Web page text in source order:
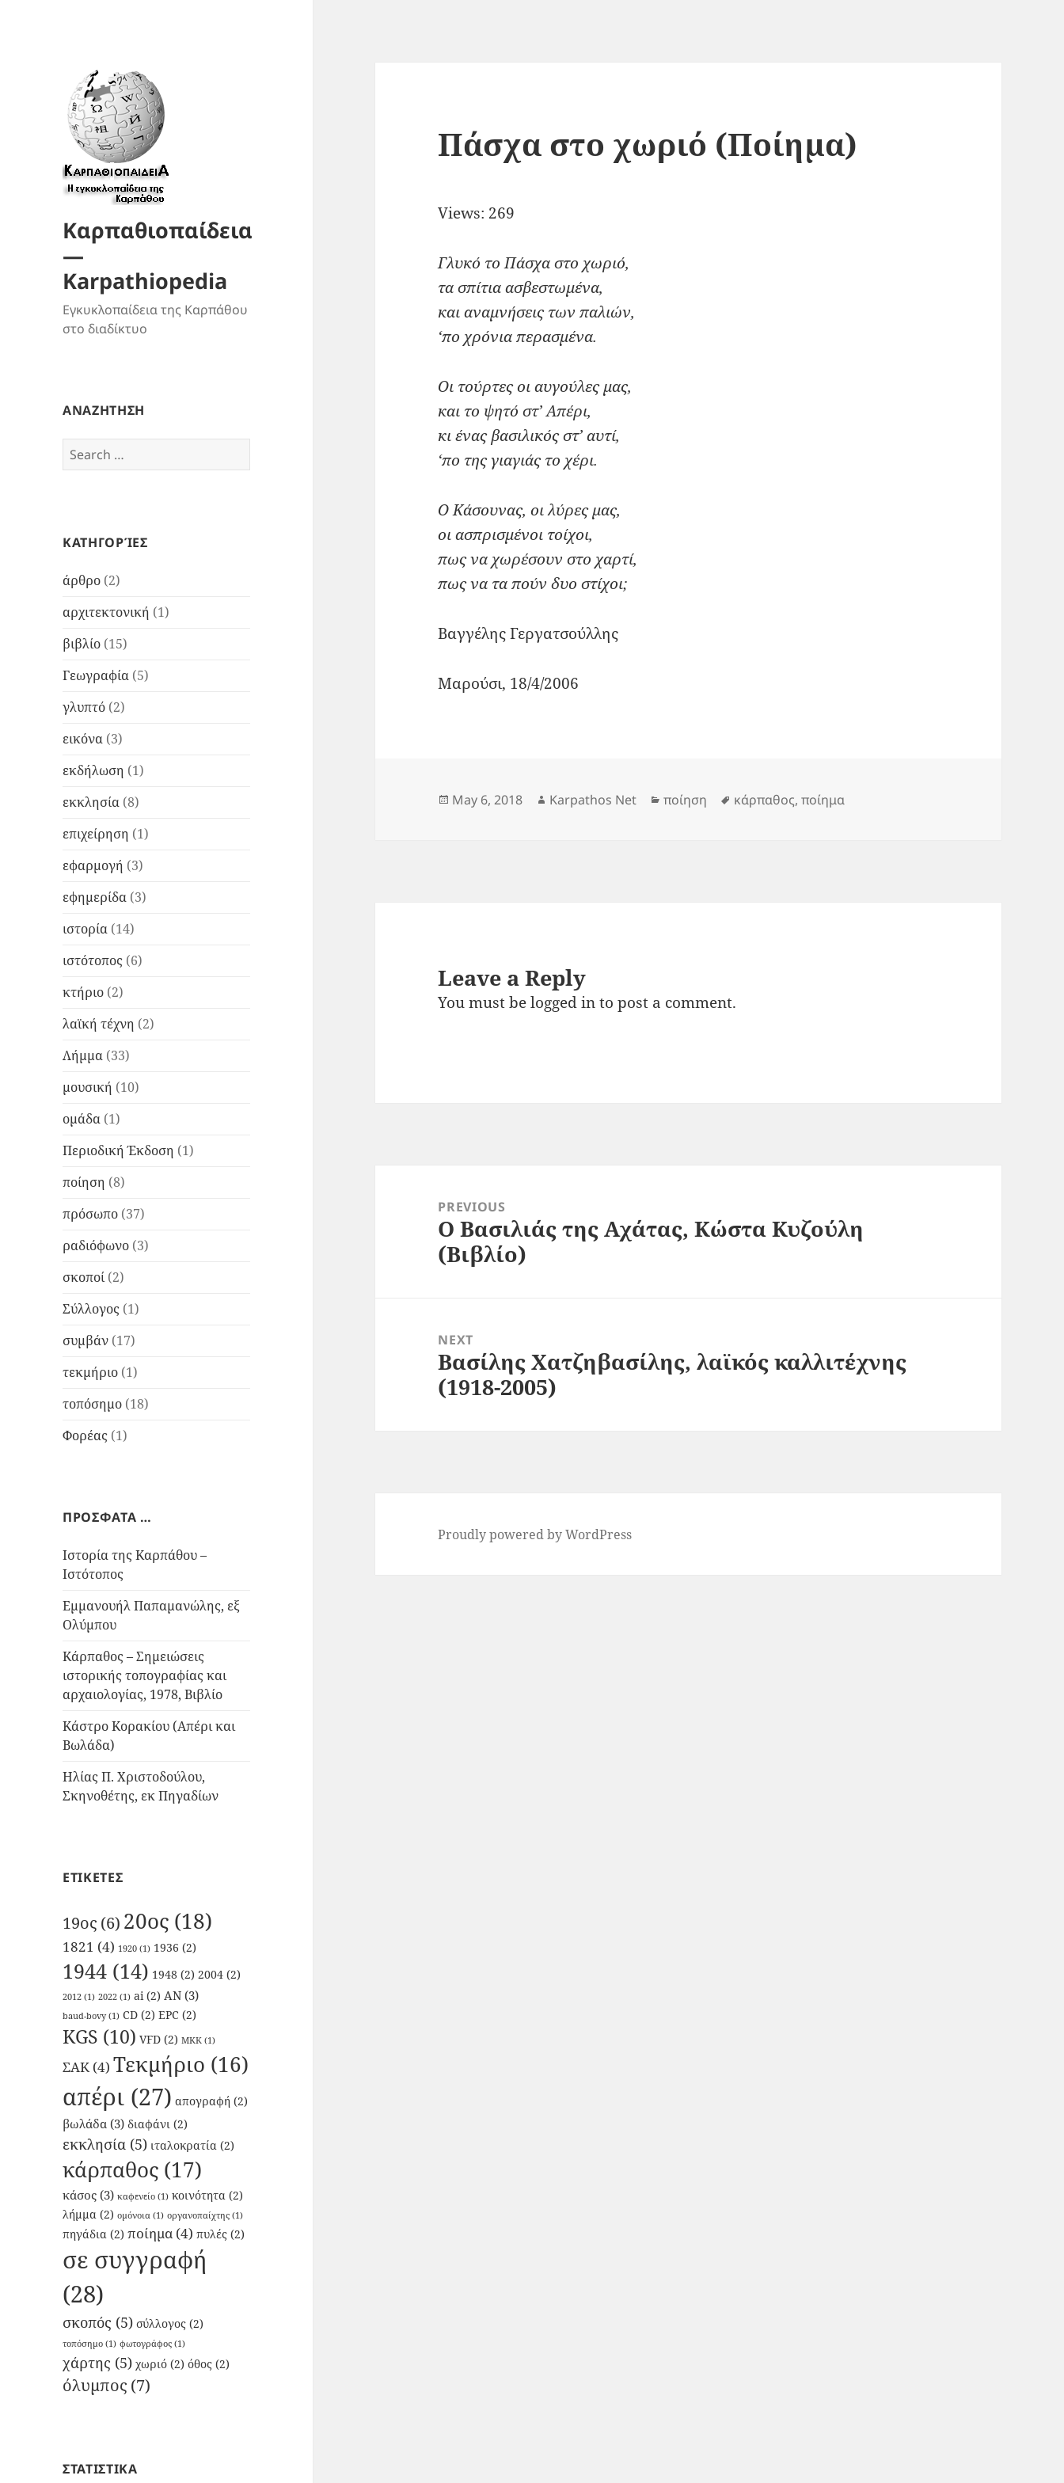
Καρπαθιοπαίδεια
—
Karpathiopedia
Εγκυκλοπαίδεια της Καρπάθου
στο διαδίκτυο
ΑΝΑΖΗΤΗΣΗ
Search
for:
ΚΑΤΗΓΟΡΊΕΣ
άρθρο (2)
αρχιτεκτονική (1)
βιβλίο (15)
Γεωγραφία (5)
γλυπτό (2)
εικόνα (3)
εκδήλωση (1)
εκκλησία (8)
επιχείρηση (1)
εφαρμογή (3)
εφημερίδα (3)
ιστορία (14)
ιστότοπος (6)
κτήριο (2)
λαϊκή τέχνη (2)
Λήμμα (33)
μουσική (10)
ομάδα (1)
Περιοδική Έκδοση (1)
ποίηση (8)
πρόσωπο (37)
ραδιόφωνο (3)
σκοποί(2)
Σύλλογος (1)
συμβάν (17)
τεκμήριο (1)
τοπόσημο (18)
Φορέας (1)
ΠΡΟΣΦΑΤΑ …
Ιστορία της Καρπάθου –
Ιστότοπος
Εμμανουήλ Παπαμανώλης, εξ
Ολύμπου
Κάρπαθος – Σημειώσεις
ιστορικής τοπογραφίας και
αρχαιολογίας, 1978, Βιβλίο
Κάστρο Κορακίου (Απέρι και
Βωλάδα)
Ηλίας Π. Χριστοδούλου,
Σκηνοθέτης, εκ Πηγαδίων
ΕΤΙΚΕΤΕΣ
19ος (6) 20ος (18)
1821 (4) 1920 (1) 1936 (2)
1944 (14) 1948 (2) 2004 (2)
2012 (1) 2022 (1) ai(2) AN(3)
baud-bovy (1) CD (2) EPC (2)
KGS (10) VFD (2) ΜΚΚ (1)
ΣΑΚ (4) Τεκμήριο (16)
απέρι (27) απογραφή (2)
βωλάδα(3) διαφάνι (2)
εκκλησία (5) ιταλοκρατία (2)
κάρπαθος (17)
κάσος(3) καφενείο (1) κοινότητα (2)
λήμμα (2) ομόνοια (1) οργανοπαίχτης (1)
πηγάδια (2) ποίημα (4) πυλές (2)
σε συγγραφή
(28)
σκοπός (5) σύλλογος (2)
τοπόσημο (1) φωτογράφος (1)
χάρτης (5) χωριό (2) όθος (2)
όλυμπος (7)
ΣΤΑΤΙΣΤΙΚΑ
Πάσχα στο χωριό (Ποίημα)
Views: 269
Γλυκό το Πάσχα στο χωριό,
τα σπίτια ασβεστωμένα,
και αναμνήσεις των παλιών,
‘πο χρόνια περασμένα.
Οι τούρτες οι αυγούλες μας,
και το ψητό στ’ Απέρι,
κι ένας βασιλικός στ’ αυτί,
‘πο της γιαγιάς το χέρι.
Ο Κάσουνας, οι λύρες μας,
οι ασπρισμένοι τοίχοι,
πως να χωρέσουν στο χαρτί,
πως να τα πούν δυο στίχοι;
Βαγγέλης Γεργατσούλλης
Μαρούσι, 18/4/2006
Posted
May 6, 2018 Author
Karpathos Net Categories
ποίηση Tags
κάρπαθος,ποίημα
Leave a Reply
You must belogged into post a comment.
navigationPREVIOUS
Previous
post:
Ο Βασιλιάς της Αχάτας, Κώστα Κυζούλη
(Βιβλίο)
NEXT
Next
post:
Βασίλης Χατζηβασίλης, λαϊκός καλλιτέχνης
(1918-2005)
Proudly powered by WordPress